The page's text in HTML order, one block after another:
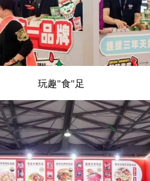
玩趣"食"足